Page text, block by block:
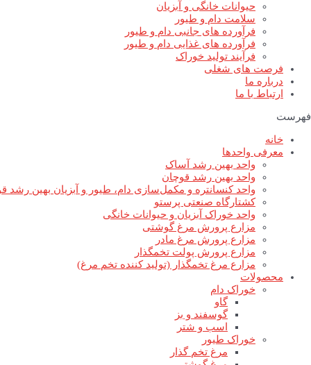
حیوانات خانگی و آبزیان
سلامت دام و طیور
فرآورده های جانبی دام و طیور
فرآورده های غذایی دام و طیور
فرآیند تولید خوراک
فرصت های شغلی
درباره ما
ارتباط با ما
فهرست
خانه
معرفی واحدها
واحد بهین رشد آساک
واحد بهین رشد قوچان
واحد کنسانتره و مکمل‌سازی دام، طیور و آبزیان بهین رشد
کشتارگاه صنعتی پرستو
واحد خوراک آبزیان و حیوانات خانگی
مزارع پرورش مرغ گوشتی
مزارع پرورش مرغ مادر
مزارع پرورش پولت تخمگذار
مزارع مرغ تخمگذار (تولید کننده تخم مرغ)
محصولات
خوراک دام
گاو
گوسفند و بز
اسب و شتر
خوراک طیور
مرغ تخم گذار